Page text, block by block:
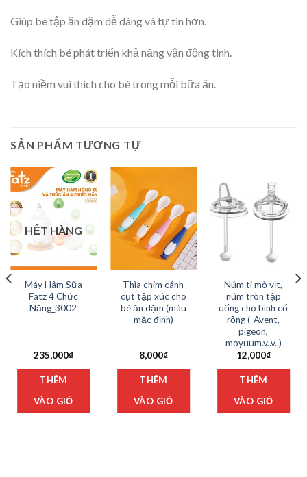
Giúp bé tập ăn dặm dễ dàng và tự tin hơn.
Kích thích bé phát triển khả năng vận động tinh.
Tạo niềm vui thích cho bé trong mỗi bữa ăn.
SẢN PHẨM TƯƠNG TỰ
HẾT HÀNG
Máy Hâm Sữa
Fatz 4 Chức
Năng_3002
235,000₫
THÊM
VÀO GIỎ
Thìa chim cánh
cụt tập xúc cho
bé ăn dặm (màu
mặc định)
8,000₫
THÊM
VÀO GIỎ
Các
Núm ti mỏ vịt,
núm tròn tập
uống cho bình cổ
rộng (_Avent,
pigeon,
moyuum.v..v..)
12,000₫
THÊM
VÀO GIỎ
Các